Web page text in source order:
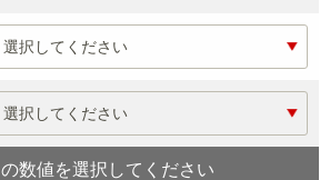
の数値を選択してください